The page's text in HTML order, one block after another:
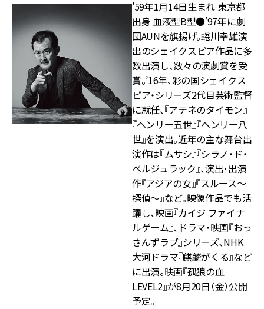
’59年1月14日生まれ 東京都
出身 血液型B型●’97年に劇
団AUNを旗揚げ。蜷川幸雄演
出のシェイクスピア作品に多
数出演し、数々の演劇賞を受
賞。’16年、彩の国シェイクス
ピア・シリーズ2代目芸術監督
に就任、『アテネのタイモン』
『ヘンリー五世』『ヘンリー八
世』を演出。近年の主な舞台出
演作は『ムサシ』『シラノ・ド・
ベルジュラック』、演出･出演
作『アジアの女』『スルース～
探偵～』など。映像作品でも活
躍し、映画『カイジ ファイナ
ルゲーム』、ドラマ・映画『おっ
さんずラブ』シリーズ､NHK
大河ドラマ『麒麟がくる』など
に出演。映画『孤狼の血
LEVEL2』が8月20日（金）公開
予定。